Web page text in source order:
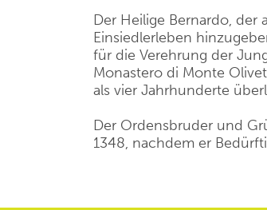
Der Heilige Bernardo, der
Einsiedlerleben
für die Verehrung der
Monastero di Monte
als vier Jahrhunderte
Der Ordensbruder und
1348, nachdem er